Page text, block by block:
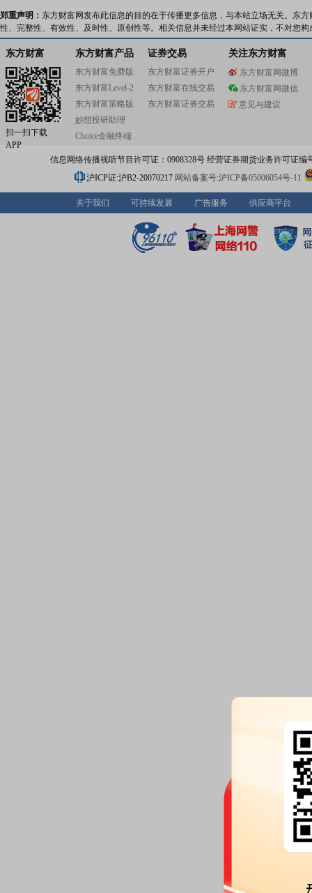
的完整产品线,传输速率全面覆盖400G、800G,并率先实现
高速连接器的规模化供应,技术指标达到国际先进水平。这
产品作为电子设备互联互通的“神经血管”,广泛应用于通讯
互联网数据中心、移动存储、AI算力设备、无人机、自动
设施建设提供核心支撑。针对1.6T光模块带来的散热挑战,
2024年启动光模块液冷散热模组研发,凭借在精密制造与热
域的技术积淀,成功突破传统风冷技术瓶颈,推出适配超高功
设备的液冷解决方案,并于2025年12月正式投产。该产品
高效导热特性,可将散热效率提升数倍,完美解决1.6T速率下
理难题,顺应了全球数据中心向高密化、绿色化发展的趋势,
技紧跟新能源汽车电动化、智能化浪潮,专注于高压连接器
连接器、Busbar及电控系统连接器的研发与生产,产品严格
卓越的产品品质与技术适配能力,公司已成为比亚迪、长安
长城汽车、红旗汽车、小鹏汽车等国内一线车企的核心供
为亿伟锂能、南都电源等头部电池厂商提供配套解决方案,
与新能源汽车产业链的升级进程。依托过硬的技术实力与
控,鼎通科技构建了全球化的客户合作网络。在通讯领域,产
郑重声明： 东方财富网发布此信息的目的在于传播更多信息，与本站立场无关。东
性、完整性、有效性、及时性、原创性等。相关信息并未经过本网站证实，不对您
东方财富
扫一扫下载
APP
东方财富产品
东方财富免费版
东方财富Level-2
东方财富策略版
妙想投研助理
Choice金融终端
证券交易
东方财富证券开户
东方财富在线交易
东方财富证券交易
关注东方财富
东方财富网微博
东方财富网微信
意见与建议
信息网络传播视听节目许可证：0908328号 经营证券期货业务许可证编
沪ICP证:沪B2-20070217 网站备案号:沪ICP备05006054号-11
关于我们 可持续发展 广告服务 供应商平台